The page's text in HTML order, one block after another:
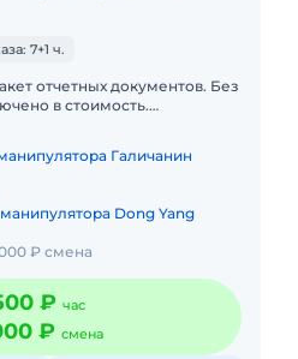
7+1 ч.
отчетных документов. Без
в стоимость.
Галичанин
Dong Yang
₽ смена
₽ час
₽ смена